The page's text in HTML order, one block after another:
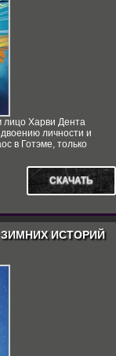
лицо Харви Дента
личности и
в Готэме, только
СКАЧАТЬ
ИСТОРИЙ